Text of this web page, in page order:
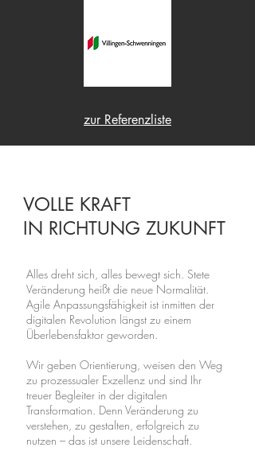
zur Referenzliste
VOLLE KRAFT
IN RICHTUNG ZUKUNFT
Alles dreht sich, alles bewegt sich. Stete
Veränderung heißt die neue Normalität.
Agile Anpassungsfähigkeit ist inmitten der
digitalen Revolution längst zu einem
Überlebensfaktor geworden.
Wir geben Orientierung, weisen den Weg
zu prozessualer Exzellenz und sind Ihr
treuer Begleiter in der digitalen
Transformation. Denn Veränderung zu
verstehen, zu gestalten, erfolgreich zu
nutzen – das ist unsere Leidenschaft.